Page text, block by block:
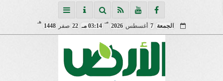
الجمعة 7 أغسطس 2026
مـ
03:14 مـ 22 صفر 1448
هـ